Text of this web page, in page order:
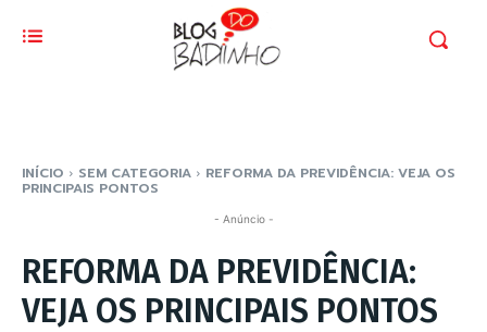
INÍCIO SEM CATEGORIA REFORMA DA PREVIDÊNCIA: VEJA OS
PRINCIPAIS PONTOS
- Anúncio -
REFORMA DA PREVIDÊNCIA:
VEJA OS PRINCIPAIS PONTOS